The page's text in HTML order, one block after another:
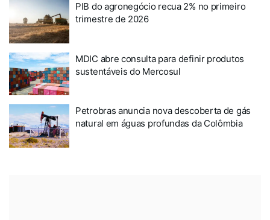
PIB do agronegócio recua 2% no primeiro
trimestre de 2026
MDIC abre consulta para definir produtos
sustentáveis do Mercosul
Petrobras anuncia nova descoberta de gás
natural em águas profundas da Colômbia